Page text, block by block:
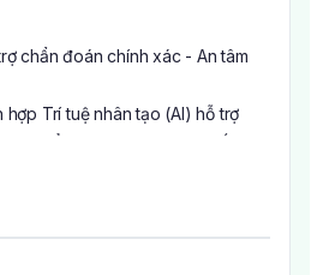
nội soi
trợ đánh giá chính xác hơn
đảm bảo an toàn theo quy trình
nghiệm
bác sĩ chỉ định trong nhiều
chứng đường tiêu hóa, cần
chẩn đoán chính xác - An tâm
hợp Trí tuệ nhân tạo (AI) hỗ trợ
các tổn thương nghi ngờ, kết hợp
tiêu hóa.